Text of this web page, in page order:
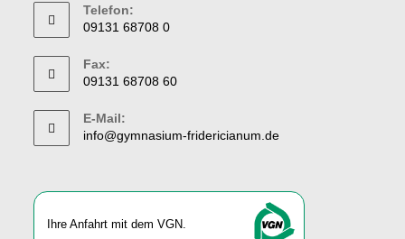
Telefon:
09131 68708 0
Fax:
09131 68708 60
E-Mail:
info@gymnasium-fridericianum.de
Ihre An­fahrt mit dem VGN.